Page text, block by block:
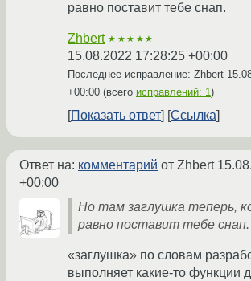
равно поставит тебе снап.
Zhbert ★★★★★
15.08.2022 17:28:25 +00:00
Последнее исправление: Zhbert
+00:00 (всего исправлений: 1)
Показать ответ Ссылка
Ответ на: комментарий от Zhbert
+00:00
Но там заглушка теперь,
равно поставит тебе снап.
«заглушка» по словам
выполняет какие-то функции